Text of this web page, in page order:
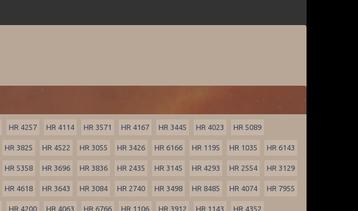
HR 4257 HR 4114 HR 3571 HR 4167 HR 3445 HR 4023 HR 5089
HR 3825 HR 4522 HR 3055 HR 3426 HR 6166 HR 1195 HR 1035 HR 6143
HR 5358 HR 3696 HR 3836 HR 2435 HR 3145 HR 4293 HR 2554 HR 3129
HR 4618 HR 3643 HR 3084 HR 2740 HR 3498 HR 8485 HR 4074 HR 7955
HR 4200 HR 4063 HR 6766 HR 1106 HR 3912 HR 1143 HR 4352